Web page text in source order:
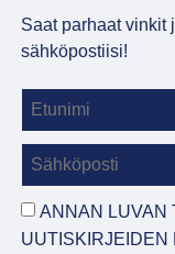
Saat parhaat vinkit
sähköpostiisi!
ANNAN LUVAN
UUTISKIRJEIDEN